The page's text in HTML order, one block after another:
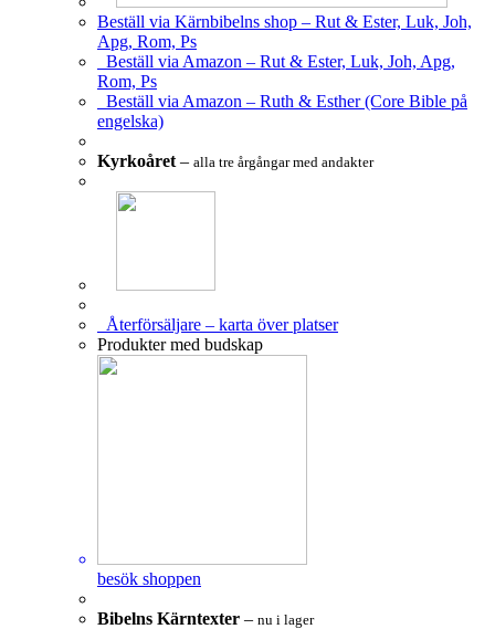
Beställ via Kärnbibelns shop – Rut & Ester, Luk, Joh,
Apg, Rom, Ps
Beställ via Amazon – Rut & Ester, Luk, Joh, Apg,
Rom, Ps
Beställ via Amazon – Ruth & Esther (Core Bible på
engelska)
Kyrkoåret – alla tre årgångar med andakter
Återförsäljare – karta över platser
Produkter med budskap
besök shoppen
Bibelns Kärntexter – nu i lager